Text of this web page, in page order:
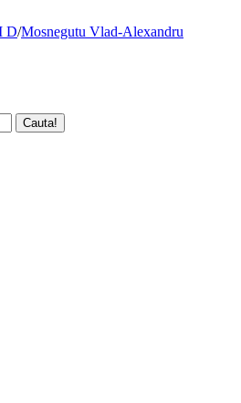
D/Mosnegutu Vlad-Alexandru